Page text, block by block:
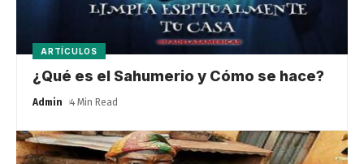
ARTÍCULOS
¿Qué es el Sahumerio y Cómo se hace?
Admin 4 Min Read